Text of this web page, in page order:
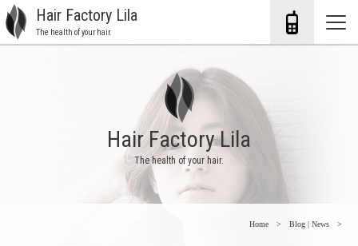
Hair Factory Lila
The health of your hair.
Hair Factory Lila
The health of your hair.
Home Blog | News